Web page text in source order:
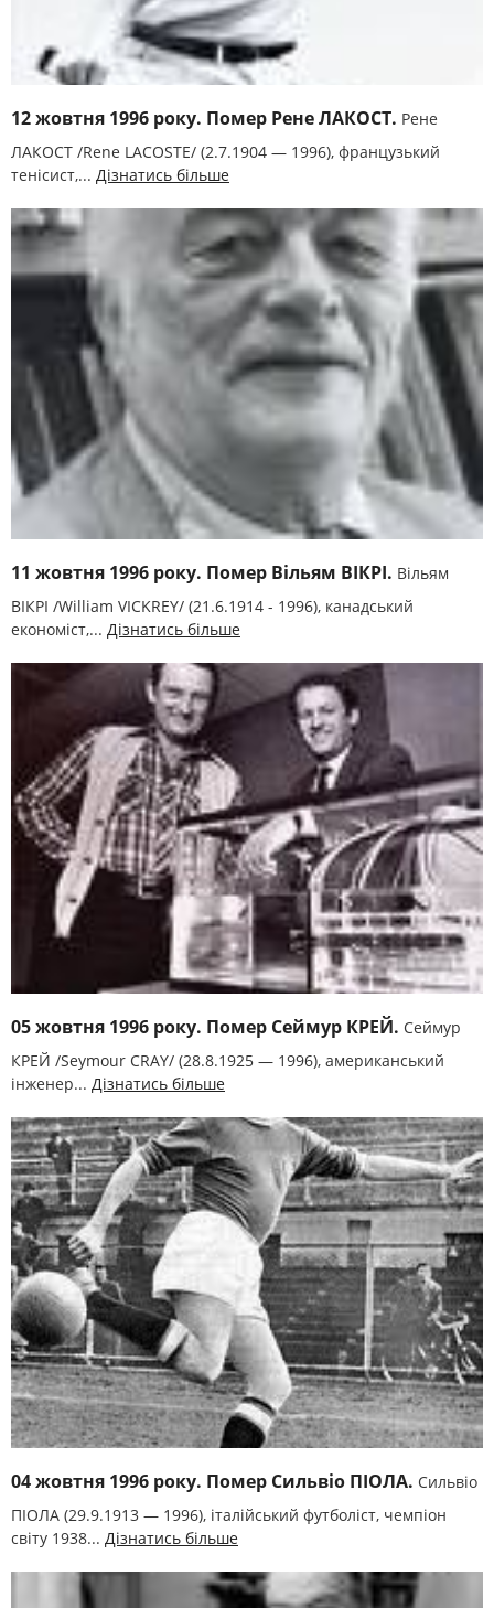
12 жовтня 1996 року. Помер Рене ЛАКОСТ. Рене
ЛАКОСТ /Rene LACOSTE/ (2.7.1904 — 1996), французький
тенісист,... Дізнатись більше
11 жовтня 1996 року. Помер Вільям ВІКРІ. Вільям
ВІКРІ /William VICKREY/ (21.6.1914 - 1996), канадський
економіст,... Дізнатись більше
05 жовтня 1996 року. Помер Сеймур КРЕЙ. Сеймур
КРЕЙ /Seymour CRAY/ (28.8.1925 — 1996), американський
інженер... Дізнатись більше
04 жовтня 1996 року. Помер Сильвіо ПІОЛА. Сильвіо
ПІОЛА (29.9.1913 — 1996), італійський футболіст, чемпіон
світу 1938... Дізнатись більше